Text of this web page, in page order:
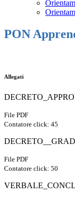
PON
Allegati
File PDF
Contatore click: 45
File PDF
Contatore click: 50